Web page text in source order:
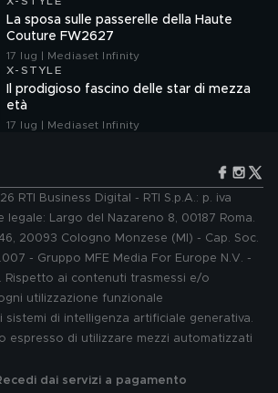
La sposa sulle passerelle della Haute
Couture FW2627
17 lug | Mediaset Infinity
X-STYLE
Il prodigioso fascino delle star di mezza
età
17 lug | Mediaset Infinity
RTI Business Digital - RTI S.p.A.: p. iva
legale: Largo del Nazareno 8, 00187 Roma.
20093 Cologno Monzese (MI) - Cap. Soc.
- Gruppo MFE Media For Europe N.V. -
Rispetto ai contenuti trasmessi e/o
utilizzazione funzionale
sistemi di intelligenza artificiale generativa.
espresso di utilizzare mezzi automatizzati
dai servizi a pagamento